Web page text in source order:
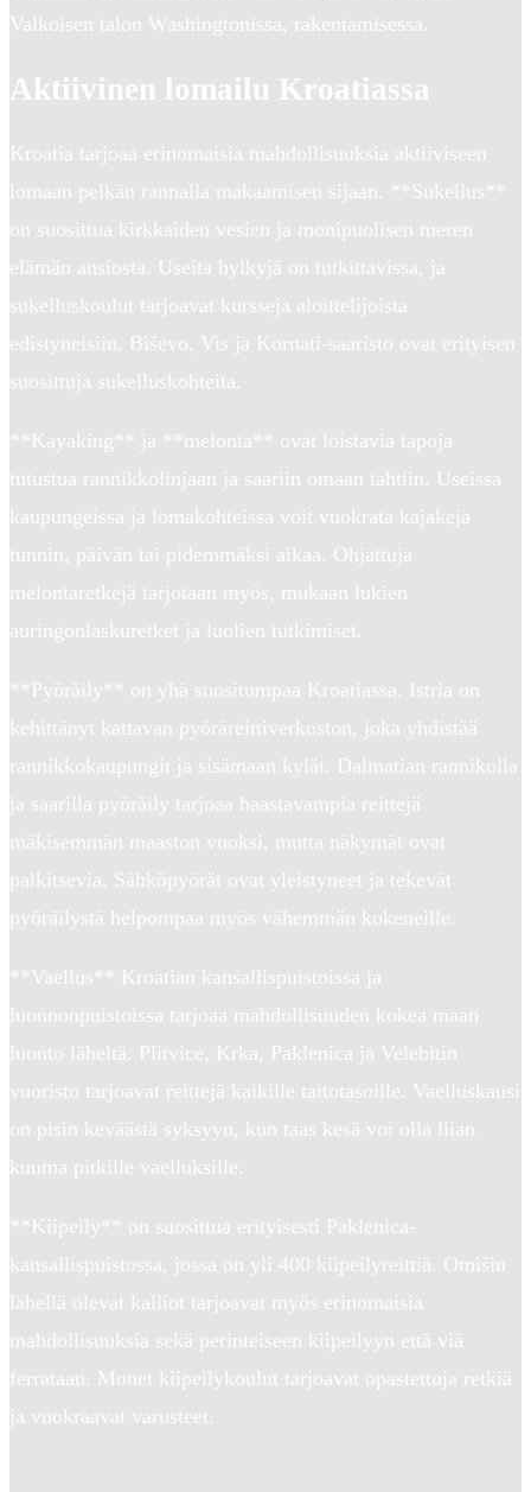
Valkoisen talon Washingtonissa, rakentamisessa.
Aktiivinen lomailu Kroatiassa
Kroatia tarjoaa erinomaisia mahdollisuuksia aktiiviseen
lomaan pelkän rannalla makaamisen sijaan. **Sukellus**
on suosittua kirkkaiden vesien ja monipuolisen meren
elämän ansiosta. Useita hylkyjä on tutkittavissa, ja
sukelluskoulut tarjoavat kursseja aloittelijoista
edistyneisiin. Biševo, Vis ja Kornati-saaristo ovat erityisen
suosittuja sukelluskohteita.
**Kayaking** ja **melonta** ovat loistavia tapoja
tutustua rannikkolinjaan ja saariin omaan tahtiin. Useissa
kaupungeissa ja lomakohteissa voit vuokrata kajakeja
tunnin, päivän tai pidemmäksi aikaa. Ohjattuja
melontaretkejä tarjotaan myös, mukaan lukien
auringonlaskuretket ja luolien tutkimiset.
**Pyöräily** on yhä suositumpaa Kroatiassa. Istria on
kehittänyt kattavan pyöräreittiverkoston, joka yhdistää
rannikkokaupungit ja sisämaan kylät. Dalmatian rannikolla
ja saarilla pyöräily tarjoaa haastavampia reittejä
mäkisemmän maaston vuoksi, mutta näkymät ovat
palkitsevia. Sähköpyörät ovat yleistyneet ja tekevät
pyöräilystä helpompaa myös vähemmän kokeneille.
**Vaellus** Kroatian kansallispuistoissa ja
luonnonpuistoissa tarjoaa mahdollisuuden kokea maan
luonto läheltä. Plitvice, Krka, Paklenica ja Velebitin
vuoristo tarjoavat reittejä kaikille taitotasoille. Vaelluskausi
on pisin keväästä syksyyn, kun taas kesä voi olla liian
kuuma pitkille vaelluksille.
**Kiipeily** on suosittua erityisesti Paklenica-
kansallispuistossa, jossa on yli 400 kiipeilyreittiä. Omišin
lähellä olevat kalliot tarjoavat myös erinomaisia
mahdollisuuksia sekä perinteiseen kiipeilyyn että viä
ferrataan. Monet kiipeilykoulut tarjoavat opastettuja retkiä
ja vuokraavat varusteet.